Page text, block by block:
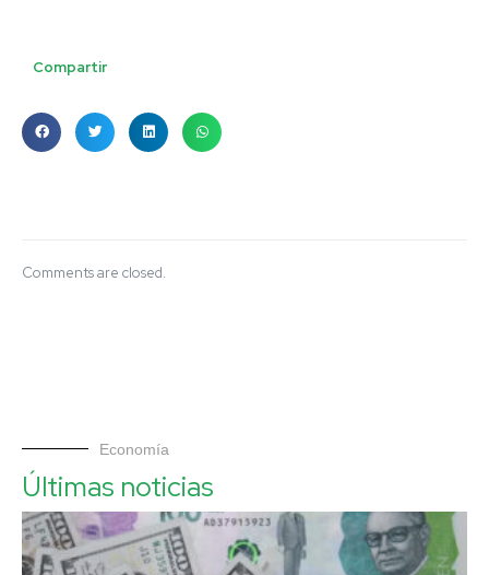
Compartir
Comments are closed.
Economía
Últimas noticias